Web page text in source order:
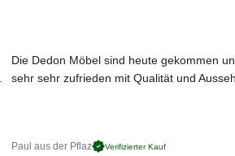
JETZT MUSTER BESTELLEN
Die Dedon Möbel sind heute gekommen
sehr sehr zufrieden mit Qualität und
Paul aus der Pflaz Verifizierter Kauf